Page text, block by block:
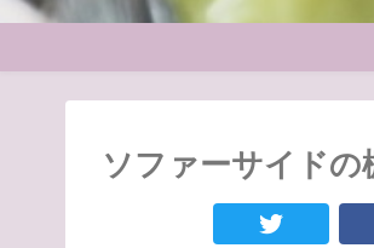
ソファーサイドの